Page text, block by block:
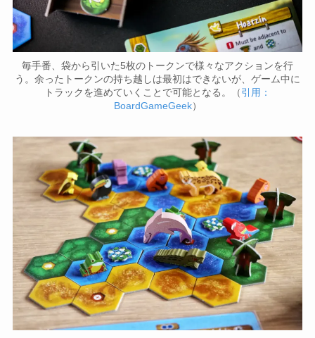
毎手番、袋から引いた5枚のトークンで様々なアクションを行
う。余ったトークンの持ち越しは最初はできないが、ゲーム中に
トラックを進めていくことで可能となる。（ 引用：
BoardGameGeek）